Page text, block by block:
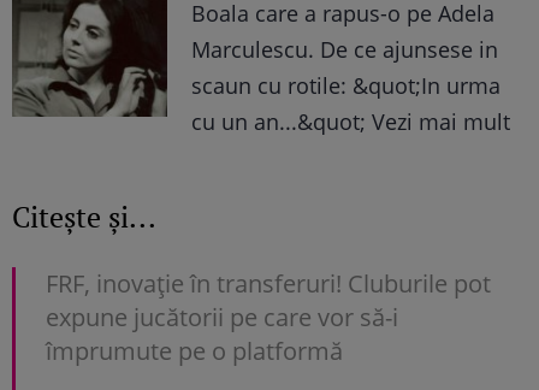
Boala care a rapus-o pe Adela
Marculescu. De ce ajunsese in
scaun cu rotile: &quot;In urma
cu un an...&quot; Vezi mai mult
Citește și...
FRF, inovație în transferuri! Cluburile pot
expune jucătorii pe care vor să-i
împrumute pe o platformă